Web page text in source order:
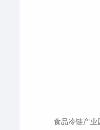
食品冷链产业园